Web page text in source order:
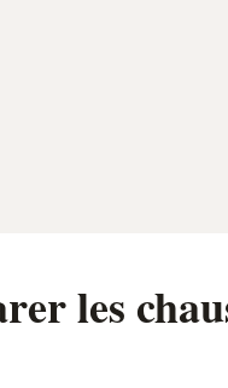
les